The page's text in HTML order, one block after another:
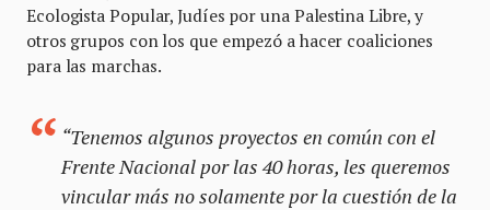
Ecologista Popular, Judíes por una Palestina Libre, y
otros grupos con los que empezó a hacer coaliciones
para las marchas.
“Tenemos algunos proyectos en común con el
Frente Nacional por las 40 horas, les queremos
vincular más no solamente por la cuestión de la